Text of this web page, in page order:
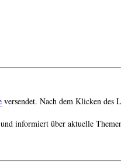
versendet. Nach dem Klicken des
informiert über aktuelle